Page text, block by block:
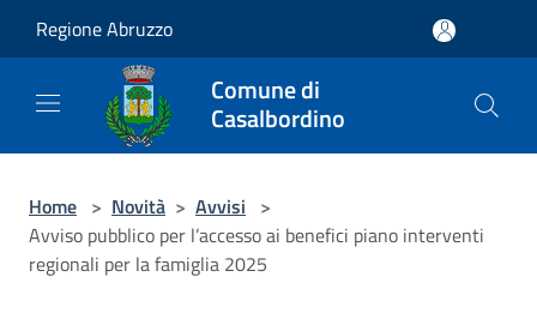
Regione Abruzzo
Comune di
Casalbordino
Home > Novità > Avvisi >
Avviso pubblico per l’accesso ai benefici piano interventi
regionali per la famiglia 2025